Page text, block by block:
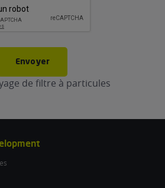
Envoyer
de filtre à particules